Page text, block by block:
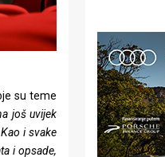
su teme
još uvijek
i svake
i opsade,